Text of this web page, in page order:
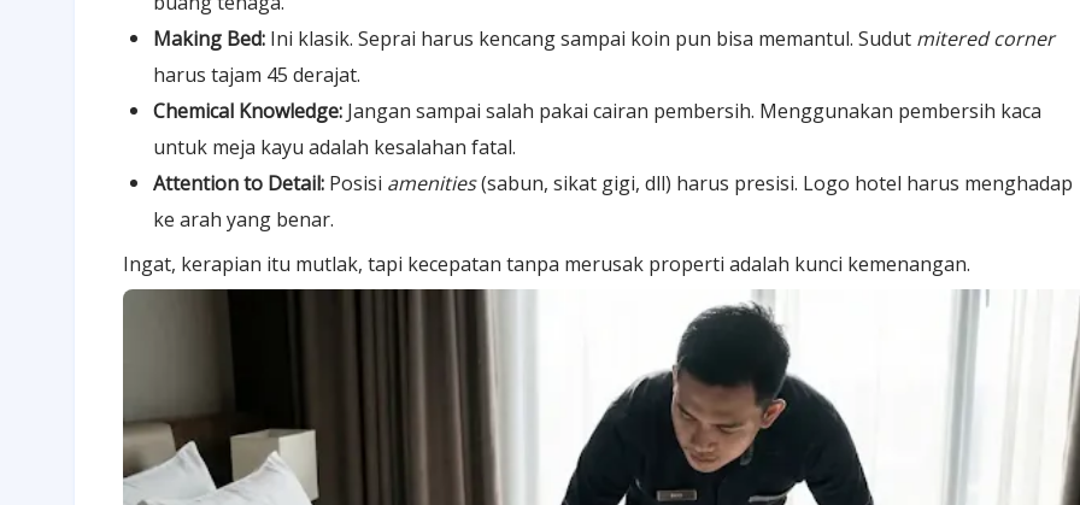
Making Bed: Ini klasik. Seprai harus kencang sampai koin pun bisa memantul. Sudut mitered corner
harus tajam 45 derajat.
Chemical Knowledge: Jangan sampai salah pakai cairan pembersih. Menggunakan pembersih kaca
untuk meja kayu adalah kesalahan fatal.
Attention to Detail: Posisi amenities(sabun, sikat gigi, dll) harus presisi. Logo hotel harus menghadap
ke arah yang benar.
Ingat, kerapian itu mutlak, tapi kecepatan tanpa merusak properti adalah kunci kemenangan.